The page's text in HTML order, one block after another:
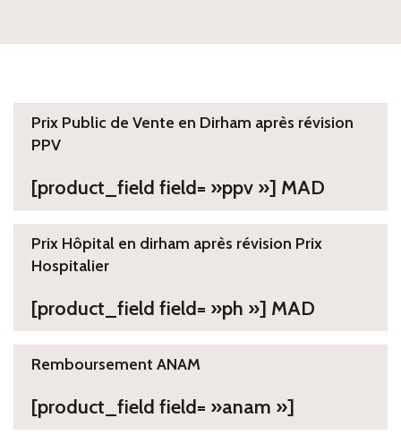
Prix Public de Vente en Dirham après révision
PPV
[product_field field= »ppv »] MAD
Prix Hôpital en dirham après révision Prix
Hospitalier
[product_field field= »ph »] MAD
Remboursement ANAM
[product_field field= »anam »]